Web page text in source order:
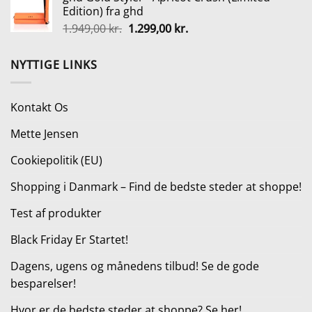
var:
149,00 kr..111,75 kr..
Edition) fra ghd
1.949,00kr. Den
1.299,00 kr.Den
NYTTIGE LINKS
Kontakt Os
Mette Jensen
Cookiepolitik (EU)
Shopping i Danmark – Find de bedste steder at shoppe!
Test af produkter
Black Friday Er Startet!
Dagens, ugens og månedens tilbud! Se de gode
besparelser!